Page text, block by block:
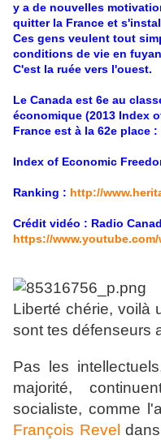
y a de nouvelles
quitter la France et
Ces gens veulent tout
conditions de vie en
C'est la ruée vers l'ouest.
Le Canada est 6e au
économique (2013 Index
France est à la 62e place :
Index of Economic
Ranking : http://
Crédit vidéo : Radio
https://www.youtube.com/
Liberté chérie, voilà
sont tes défenseurs
Pas les
majorité,
socialiste, comme
François Revel dans